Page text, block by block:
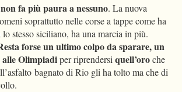
fa più paura a nessuno. La nuova
soprattutto nelle corse a tappe come ha
lo stesso siciliano, ha una marcia in più.
forse un ultimo colpo da sparare, un
alle Olimpiadiper riprendersiquell’oroche
bagnato di Rio gli ha tolto ma che di